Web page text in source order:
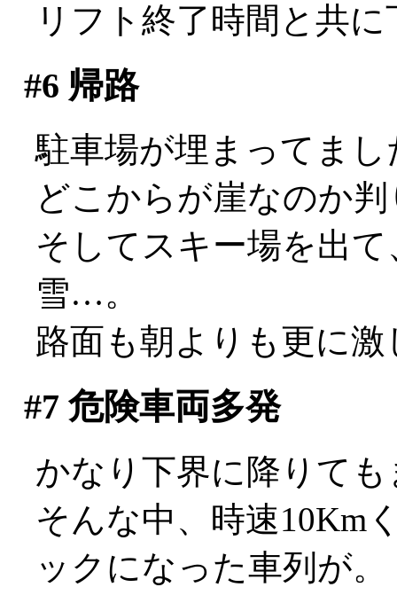
リフト終了時間と共に
#6 帰路
駐車場が埋まってま
どこからが崖なのか
そしてスキー場を出
雪…。
路面も朝よりも更に
#7 危険車両多発
かなり下界に降りて
そんな中、時速10Km
ックになった車列が。